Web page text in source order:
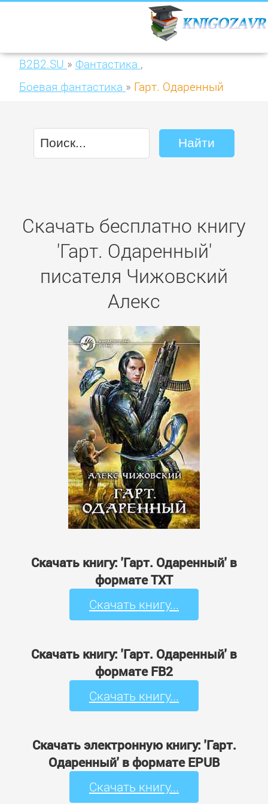
B2B2.SU » Фантастика ,
Боевая фантастика » Гарт. Одаренный
Скачать бесплатно книгу
'Гарт. Одаренный'
писателя Чижовский
Алекс
Скачать книгу: 'Гарт. Одаренный' в
формате TXT
Скачать книгу...
Скачать книгу: 'Гарт. Одаренный' в
формате FB2
Скачать книгу...
Скачать электронную книгу: 'Гарт.
Одаренный' в формате EPUB
Скачать книгу...